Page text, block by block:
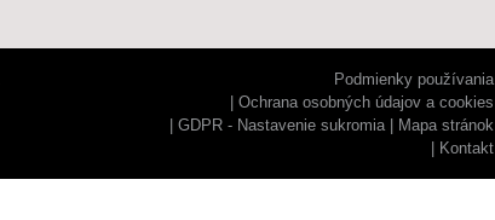
Podmienky používania
Ochrana osobných údajov a cookies
GDPR - Nastavenie sukromia
Mapa stránok
Kontakt